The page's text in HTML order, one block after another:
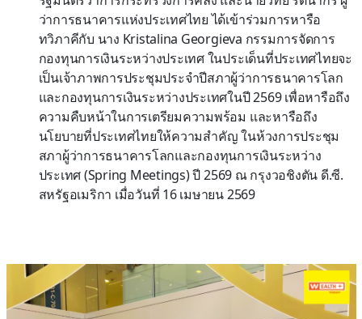
ว่าการธนาคารแห่งประเทศไทย ได้เข้าร่วมการหารือ
ทวิภาคีกับ นาง Kristalina Georgieva กรรมการจัดการ
กองทุนการเงินระหว่างประเทศ ในประเด็นที่ประเทศไทยจะ
เป็นเจ้าภาพการประชุมประจำปีสภาผู้ว่าการธนาคารโลก
และกองทุนการเงินระหว่างประเทศในปี 2569 เพื่อหารือถึง
ความคืบหน้าในการเตรียมความพร้อม และหารือถึง
นโยบายที่ประเทศไทยให้ความสำคัญ ในห้วงการประชุม
สภาผู้ว่าการธนาคารโลกและกองทุนการเงินระหว่าง
ประเทศ (Spring Meetings) ปี 2569 ณ กรุงวอชิงตัน ดี.ซี.
สหรัฐอเมริกา เมื่อวันที่ 16 เมษายน 2569